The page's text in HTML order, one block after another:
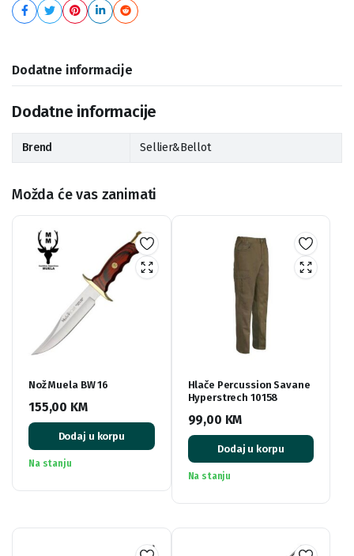
Dodatne informacije
Dodatne informacije
Brend Sellier&Bellot
Možda će vas zanimati
Nož Muela BW 16
155,00 KM
Dodaj u korpu
Na stanju
Hlače Percussion Savane
Hyperstrech 10158
99,00 KM
Dodaj u korpu
Na stanju